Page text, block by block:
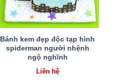
Bánh kem đẹp độc tạp hình
spiderman người nhệnh
ngộ nghĩnh
Liên hệ